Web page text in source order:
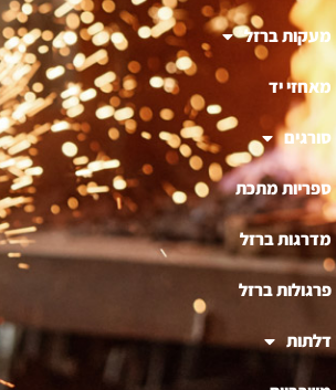
מעקות ברזל
מאחזי יד
סורגים
ספריות מתכת
מדרגות ברזל
פרגולות ברזל
דלתות